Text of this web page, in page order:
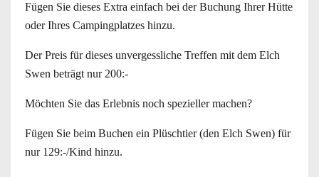
Fügen Sie dieses Extra einfach bei der Buchung Ihrer Hütte
oder Ihres Campingplatzes hinzu.
Der Preis für dieses unvergessliche Treffen mit dem Elch
Swen beträgt nur 200:-
Möchten Sie das Erlebnis noch spezieller machen?
Fügen Sie beim Buchen ein Plüschtier (den Elch Swen) für
nur 129:-/Kind hinzu.